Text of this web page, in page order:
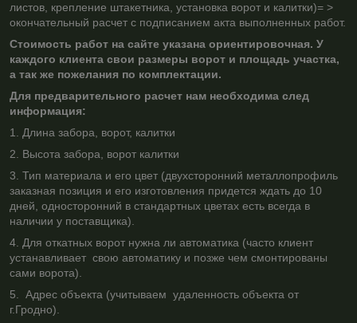
листов, крепление штакетника, установка ворот и калитки)= >
окончательный расчет с подписанием акта выполненных работ.
Стоимость работ на сайте указана ориентировочная. У
каждого клиента свои размеры ворот и площадь участка,
а так же пожелания по комплектации.
Для предварительного расчет нам необходима след
информация:
1. Длина забора, ворот, калитки
2. Высота забора, ворот калитки
3. Тип материала и его цвет (двухсторонний металлопрофиль
заказная позиция и его изготовления придется ждать до 10
дней, односторонний в стандартных цветах есть всегда в
наличии у поставщика).
4. Для откатных ворот нужна ли автоматика (часто клиент
устанавливает свою автоматику и позже чем смонтированы
сами ворота).
5. Адрес объекта (учитываем удаленность объекта от
г.Гродно).